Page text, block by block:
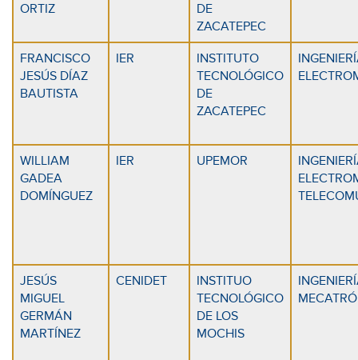
ORTIZ
DE
ZACATEPEC
FRANCISCO
JESÚS DÍAZ
BAUTISTA
IER
INSTITUTO
TECNOLÓGICO
DE
ZACATEPEC
WILLIAM
GADEA
DOMÍNGUEZ
IER UPEMOR
JESÚS
MIGUEL
GERMÁN
MARTÍNEZ
CENIDET
INSTITUO
TECNOLÓGICO
DE LOS
MOCHIS